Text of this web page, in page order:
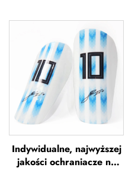
Indywidualne, najwyższej
jakości ochraniacze na